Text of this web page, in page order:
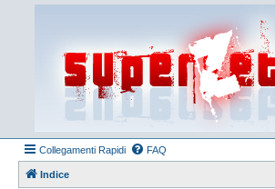
Collegamenti Rapidi FAQ
Indice